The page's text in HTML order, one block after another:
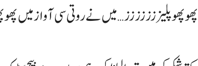
پھوپھو پلیززززززز… میں نے روتی سی آواز میں